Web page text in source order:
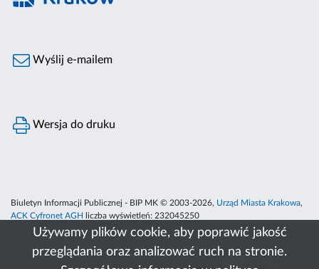
Używamy plików cookie, aby poprawić jakość
przeglądania oraz analizować ruch na stronie.
Wyślij e-mailem
Wersja do druku
Biuletyn Informacji Publicznej - BIP MK © 2003-2026, Urząd Miasta Krakowa,
ACK Cyfronet AGH
liczba wyświetleń: 232045250